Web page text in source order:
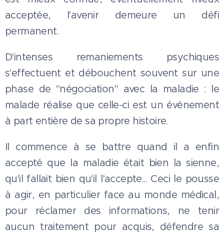
acceptée, l'avenir demeure un défi
permanent.
D'intenses remaniements psychiques
s'effectuent et débouchent souvent sur une
phase de "négociation" avec la maladie : le
malade réalise que celle-ci est un évènement
à part entière de sa propre histoire.
Il commence à se battre quand il a enfin
accepté que la maladie était bien la sienne,
qu'il fallait bien qu'il l'accepte... Ceci le pousse
à agir, en particulier face au monde médical,
pour réclamer des informations, ne tenir
aucun traitement pour acquis, défendre sa